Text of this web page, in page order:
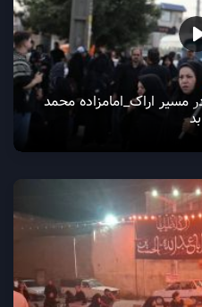
مسیر اراک_امامزاده محمد